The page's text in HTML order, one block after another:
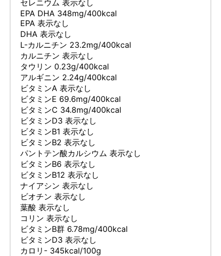
セレニウム 表示なし
EPA DHA 348mg/400kcal
EPA 表示なし
DHA 表示なし
L-カルニチン 23.2mg/400kcal
カルニチン 表示なし
タウリン 0.23g/400kcal
アルギニン 2.24g/400kcal
ビタミンA 表示なし
ビタミンE 69.6mg/400kcal
ビタミンC 34.8mg/400kcal
ビタミンD3 表示なし
ビタミンB1 表示なし
ビタミンB2 表示なし
パントテン酸カルシウム 表示なし
ビタミンB6 表示なし
ビタミンB12 表示なし
ナイアシン 表示なし
ビオチン 表示なし
葉酸 表示なし
コリン 表示なし
ビタミンB群 6.78mg/400kcal
ビタミンD3 表示なし
カロリ- 345kcal/100g